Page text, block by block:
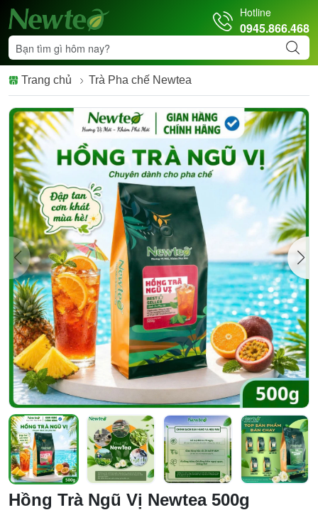
Hotline
0945.866.468
Trang chủ Trà Pha chế Newtea
Hồng Trà Ngũ Vị Newtea 500g